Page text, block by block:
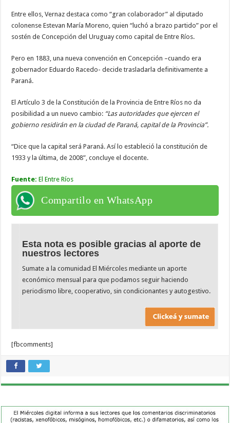
Entre ellos, Vernaz destaca como “gran colaborador” al diputado
colonense Estevan María Moreno, quien “luchó a brazo partido” por el
sostén de Concepción del Uruguay como capital de Entre Ríos.
Pero en 1883, una nueva convención en Concepción –cuando era
gobernador Eduardo Racedo- decide trasladarla definitivamente a
Paraná.
El Artículo 3 de la Constitución de la Provincia de Entre Ríos no da
posibilidad a un nuevo cambio: “Las autoridades que ejercen el
gobierno residirán en la ciudad de Paraná, capital de la Provincia”.
“Dice que la capital será Paraná. Así lo estableció la constitución de
1933 y la última, de 2008”, concluye el docente.
Fuente: El Entre Ríos
Compartilo en WhatsApp
Esta nota es posible gracias al aporte de
nuestros lectores
Sumate a la comunidad El Miércoles mediante un aporte
económico mensual para que podamos seguir haciendo
periodismo libre, cooperativo, sin condicionantes y autogestivo.
[fbcomments]